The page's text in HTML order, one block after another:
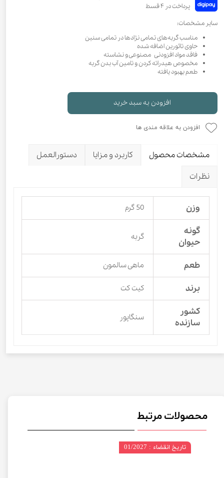
سایر مشخصات:
مناسب گربه‌های تمامی نژادها در تمامی سنین
حاوی تائورین اضافه شده
فاقد مواد افزودنی‌ مصنوعی و نشاسته
مخصوص هیدراته کردن و تامین آب بدن گربه
طعم بهبود یافته
افزودن به سبد خرید
افزودن به علاقه مندی ها
مشخصات محصول کاربرد و مزایا
دستورالعمل
نظرات
وزن 50 گرم
گونه
حیوان
گربه
طعم ماهی سالمون
برند کیت کت
کشور
سازنده
سنگاپور
محصولات مرتبط
تاریخ انقضاء : 01/2027